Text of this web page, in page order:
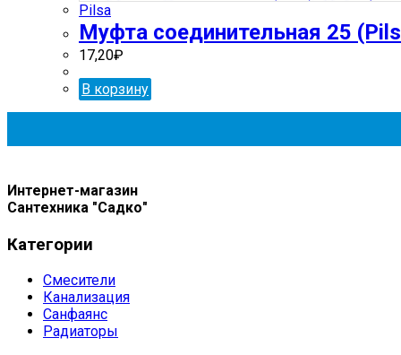
Pilsa
Муфта соединительная 25
17,20₽
В корзину
Интернет-магазин
Сантехника "Садко"
Категории
Смесители
Канализация
Санфаянс
Радиаторы